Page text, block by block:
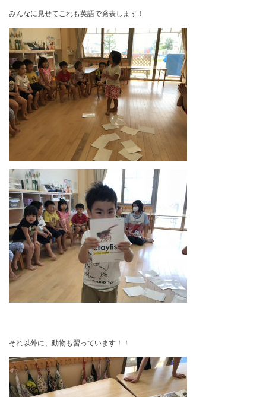
みんなに見せてこれも英語で発表します！
それ以外に、動物も習っています！！